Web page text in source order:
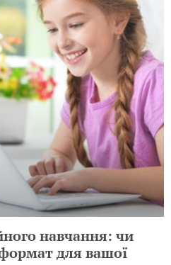
навчання: чи
для вашої